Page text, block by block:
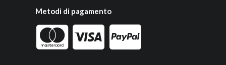
Metodi di pagamento